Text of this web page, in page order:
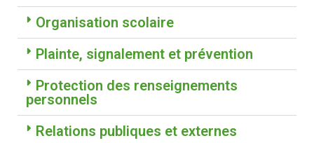
Organisation scolaire
Plainte, signalement et prévention
Protection des renseignements
personnels
Relations publiques et externes